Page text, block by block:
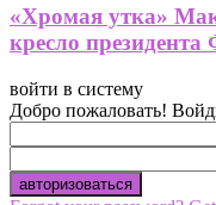
«Хромая утка»
кресло
войти в систему
Добро пожаловать!